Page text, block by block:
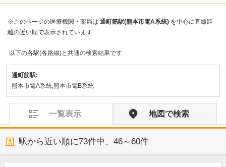
※このページの医療機関・薬局は 通町筋駅(熊本市電A系統) を中心に直線距
離の近い順で表示されています
以下の各駅(各路線)と共通の検索結果です
通町筋駅:
熊本市電A系統,熊本市電B系統
一覧表示 地図で検索
駅から近い順に73件中、 46～60件